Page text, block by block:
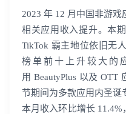
2023 年 12 月中国非游戏
相关应用收入提升。本
TikTok 霸主地位依旧无
榜单前十上升较大的
用 BeautyPlus 以及 OTT
节期间为多款应用内圣诞
本月收入环比增长 11.4%